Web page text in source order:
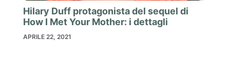
Hilary Duff protagonista del sequel di
How I Met Your Mother: i dettagli
APRILE 22, 2021